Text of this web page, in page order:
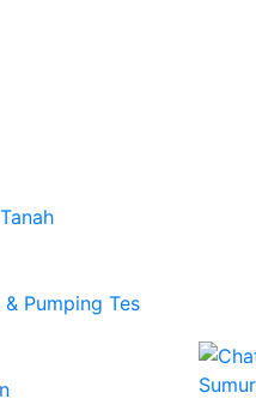
Pumping Tes